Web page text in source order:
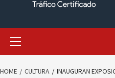
HOME CULTURA
INAUGURAN